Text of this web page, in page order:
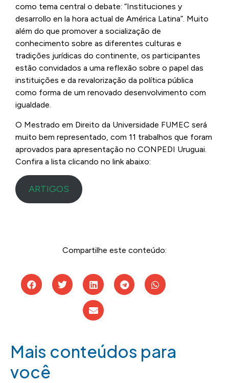
como tema central o debate: “Instituciones y
desarrollo en la hora actual de América Latina”. Muito
além do que promover a socialização de
conhecimento sobre as diferentes culturas e
tradições jurídicas do continente, os participantes
estão convidados a uma reflexão sobre o papel das
instituições e da revalorização da política pública
como forma de um renovado desenvolvimento com
igualdade.
O Mestrado em Direito da Universidade FUMEC será
muito bem representado, com 11 trabalhos que foram
aprovados para apresentação no CONPEDI Uruguai.
Confira a lista clicando no link abaixo:
ARTIGOS
Compartilhe este conteúdo:
Mais conteúdos para
você